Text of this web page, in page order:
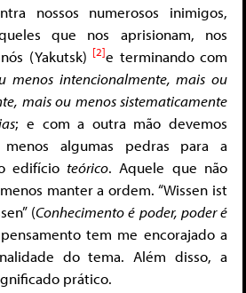
nossos numerosos inimigos,
que nos aprisionam, nos
(Yakutsk) [2]e terminando com
menos intencionalmente, mais ou
mais ou menos sistematicamente
; e com a outra mão devemos
algumas pedras para a
edifício teórico. Aquele que não
manter a ordem. “Wissen ist
(Conhecimento é poder, poder é
tem me encorajado a
do tema. Além disso, a
prático.